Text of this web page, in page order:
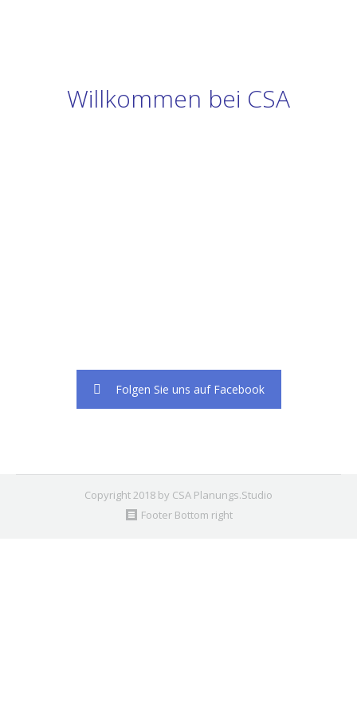
Willkommen bei CSA
Folgen Sie uns auf Facebook
Copyright 2018 by CSA Planungs.Studio
Footer Bottom right